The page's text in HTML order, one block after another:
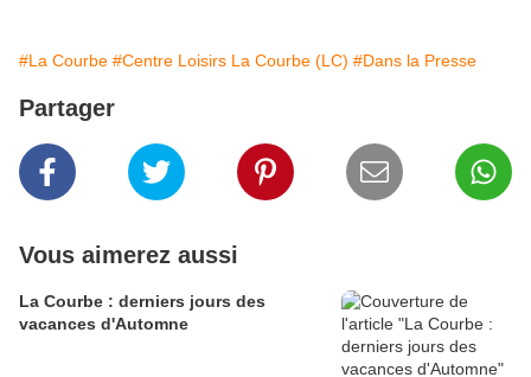
#La Courbe #Centre Loisirs La Courbe (LC) #Dans la Presse
Partager
Vous aimerez aussi
La Courbe : derniers jours des
vacances d'Automne